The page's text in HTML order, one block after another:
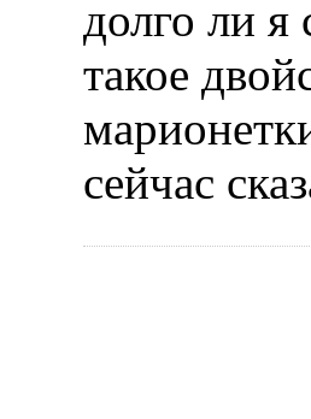
долго ли я
такое
сейчас